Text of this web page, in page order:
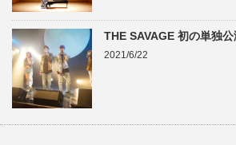
THE SAVAGE 初の単独
2021/6/22